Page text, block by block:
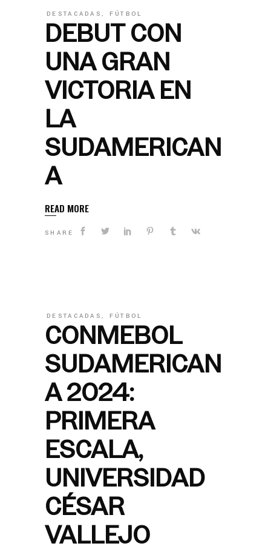
DESTACADAS, FÚTBOL
DEBUT CON
UNA GRAN
VICTORIA EN
LA
SUDAMERICAN
A
READ MORE
SHARE
DESTACADAS, FÚTBOL
CONMEBOL
SUDAMERICAN
A 2024:
PRIMERA
ESCALA,
UNIVERSIDAD
CÉSAR
VALLEJO